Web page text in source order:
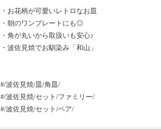
・お花柄が可愛いレトロなお皿
・朝のワンプレートにも◎
・角が丸いから取扱いも安心♪
・波佐見焼でお馴染み「和山」
#/波佐見焼/皿/角皿/
#/波佐見焼/セット/ファミリー/
#/波佐見焼/セット/ペア/